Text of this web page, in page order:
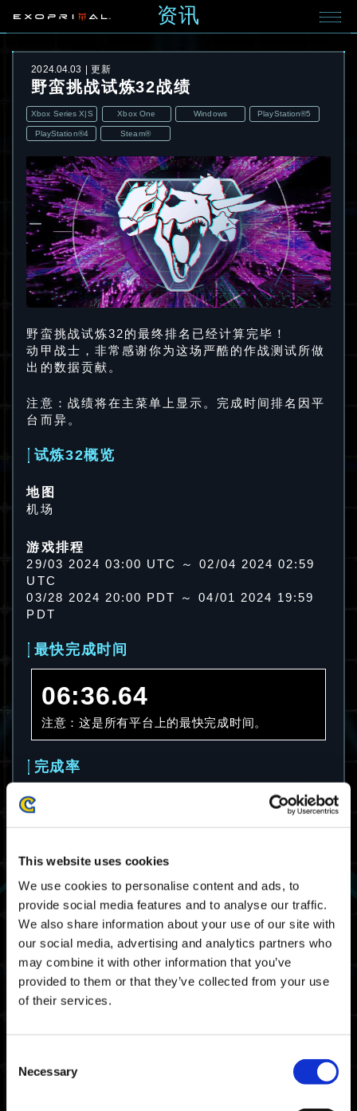
This website uses cookies
We use cookies to personalise content and ads, to
provide social media features and to analyse our traffic.
We also share information about your use of our site with
our social media, advertising and analytics partners who
may combine it with other information that you’ve
provided to them or that they’ve collected from your use
of their services.
Selection
Necessary
资讯
2024.04.03 更新
野蛮挑战试炼32战绩
Xbox Series X|S Xbox One Windows PlayStation®5
PlayStation®4 Steam®
野蛮挑战试炼32的最终排名已经计算完毕！
动甲战士，非常感谢你为这场严酷的作战测试所做
出的数据贡献。
注意：战绩将在主菜单上显示。完成时间排名因平
台而异。
试炼32概览
地图
机场
游戏排程
29/03 2024 03:00 UTC ～ 02/04 2024 02:59
UTC
03/28 2024 20:00 PDT ～ 04/01 2024 19:59
PDT
最快完成时间
06:36.64
注意：这是所有平台上的最快完成时间。
完成率
平均完成时间
09:19.33
注意：这是所有平台上的平均完成时间。
大师等级门槛时间
Xbox Series X|S / Xbox
08:21.12
PlayStation🄬5/
07:52.42